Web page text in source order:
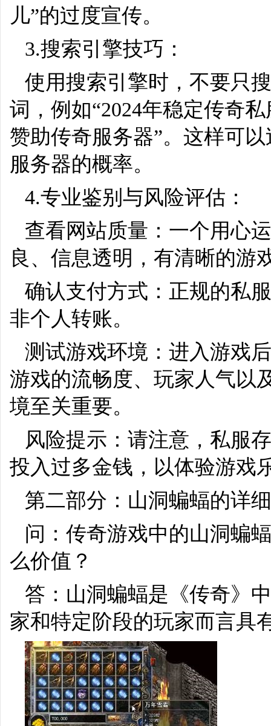
儿”的过度宣传。
3.搜索引擎技巧：
使用搜索引擎时，不要只
词，例如“2024年稳定传奇
赞助传奇服务器”。这样可
服务器的概率。
4.专业鉴别与风险评估：
查看网站质量：一个用心
良、信息透明，有清晰的游
确认支付方式：正规的私
非个人转账。
测试游戏环境：进入游戏
游戏的流畅度、玩家人气以
境至关重要。
风险提示：请注意，私服
投入过多金钱，以体验游戏
第二部分：山洞蝙蝠的详
问：传奇游戏中的山洞蝙
么价值？
答：山洞蝙蝠是《传奇》
家和特定阶段的玩家而言具